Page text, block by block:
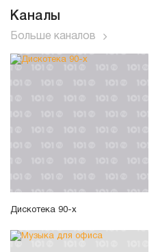
Каналы
Больше каналов
Дискотека 90-х